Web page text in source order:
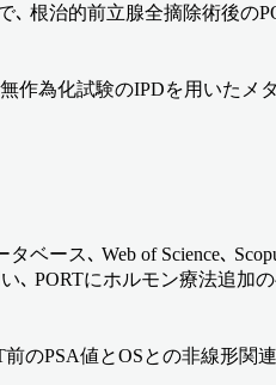
根治的前立腺全摘除術後の
作為化試験のIPDを用いたメ
ベース､ Web of Science､
､ PORTにホルモン療法追加
のPSA値とOSとの非線形関